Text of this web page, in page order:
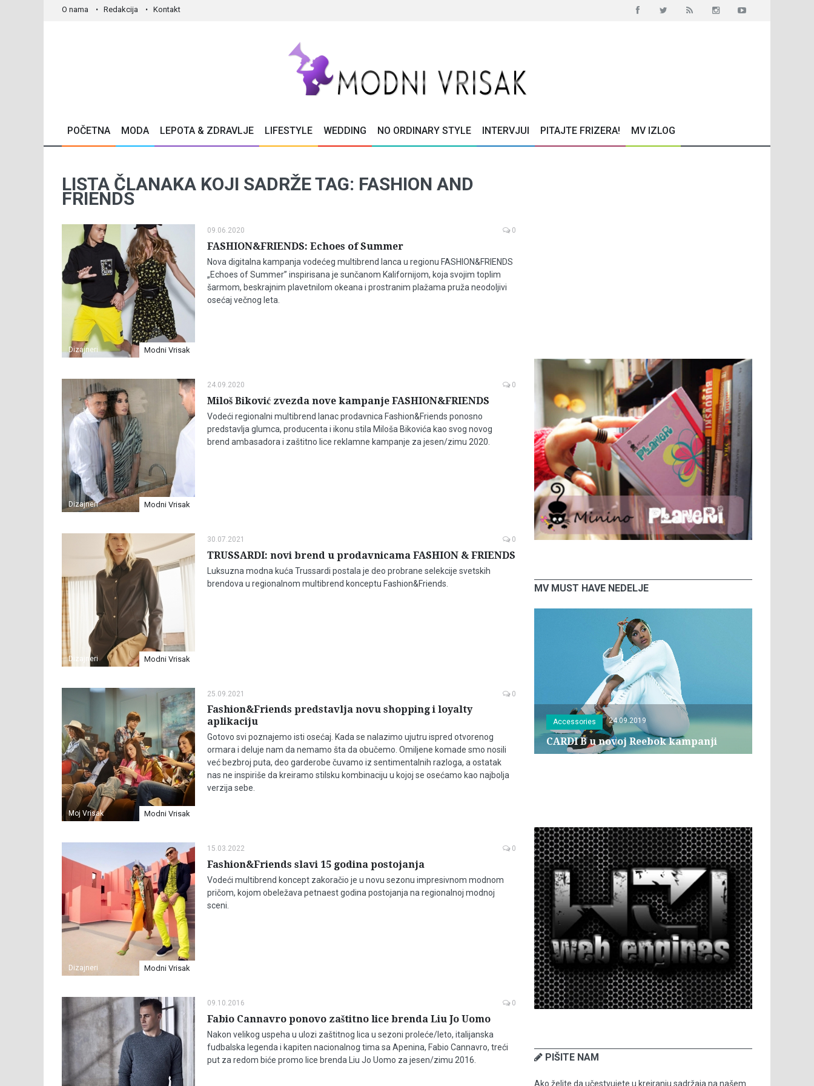
O nama Redakcija Kontakt
POČETNA MODA LEPOTA & ZDRAVLJE LIFESTYLE WEDDING NO ORDINARY STYLE INTERVJUI PITAJTE FRIZERA! MV IZLOG
LISTA ČLANAKA KOJI SADRŽE TAG: FASHION AND
FRIENDS
Dizajneri Modni Vrisak
09.06.2020 0
FASHION&FRIENDS: Echoes of Summer
Nova digitalna kampanja vodećeg multibrend lanca u regionu FASHION&FRIENDS
„Echoes of Summer” inspirisana je sunčanom Kalifornijom, koja svojim toplim
šarmom, beskrajnim plavetnilom okeana i prostranim plažama pruža neodoljivi
osećaj večnog leta.
Dizajneri Modni Vrisak
24.09.2020 0
Miloš Biković zvezda nove kampanje FASHION&FRIENDS
Vodeći regionalni multibrend lanac prodavnica Fashion&Friends ponosno
predstavlja glumca, producenta i ikonu stila Miloša Bikovića kao svog novog
brend ambasadora i zaštitno lice reklamne kampanje za jesen/zimu 2020.
Dizajneri Modni Vrisak
30.07.2021 0
TRUSSARDI: novi brend u prodavnicama FASHION & FRIENDS
Luksuzna modna kuća Trussardi postala je deo probrane selekcije svetskih
brendova u regionalnom multibrend konceptu Fashion&Friends.
Moj Vrisak Modni Vrisak
25.09.2021 0
Fashion&Friends predstavlja novu shopping i loyalty
aplikaciju
Gotovo svi poznajemo isti osećaj. Kada se nalazimo ujutru ispred otvorenog
ormara i deluje nam da nemamo šta da obučemo. Omiljene komade smo nosili
već bezbroj puta, deo garderobe čuvamo iz sentimentalnih razloga, a ostatak
nas ne inspiriše da kreiramo stilsku kombinaciju u kojoj se osećamo kao najbolja
verzija sebe.
Dizajneri Modni Vrisak
15.03.2022 0
Fashion&Friends slavi 15 godina postojanja
Vodeći multibrend koncept zakoračio je u novu sezonu impresivnom modnom
pričom, kojom obeležava petnaest godina postojanja na regionalnoj modnoj
sceni.
09.10.2016 0
Fabio Cannavro ponovo zaštitno lice brenda Liu Jo Uomo
Nakon velikog uspeha u ulozi zaštitnog lica u sezoni proleće/leto, italijanska
fudbalska legenda i kapiten nacionalnog tima sa Apenina, Fabio Cannavro, treći
put za redom biće promo lice brenda Liu Jo Uomo za jesen/zimu 2016.
MV MUST HAVE NEDELJE
Accessories 24.09.2019
CARDI B u novoj Reebok kampanji
PIŠITE NAM
Ako želite da učestvujete u kreiranju sadržaja na našem